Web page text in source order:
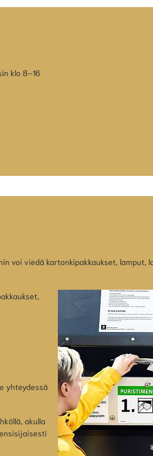
klo 8–16
voi viedä kartonkipakkaukset, lamput,
yhteydessä
akulla